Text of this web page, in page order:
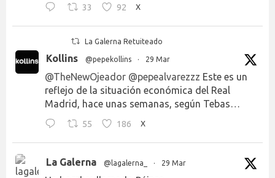
33 92 X
La Galerna Retuiteado
Kollins @pepekollins · 29 Mar
@TheNewOjeador @pepealvarezzz Este es un
reflejo de la situación económica del Real
Madrid, hace unas semanas, según Tebas…
55 186 X
La Galerna @lagalerna_ · 29 Mar